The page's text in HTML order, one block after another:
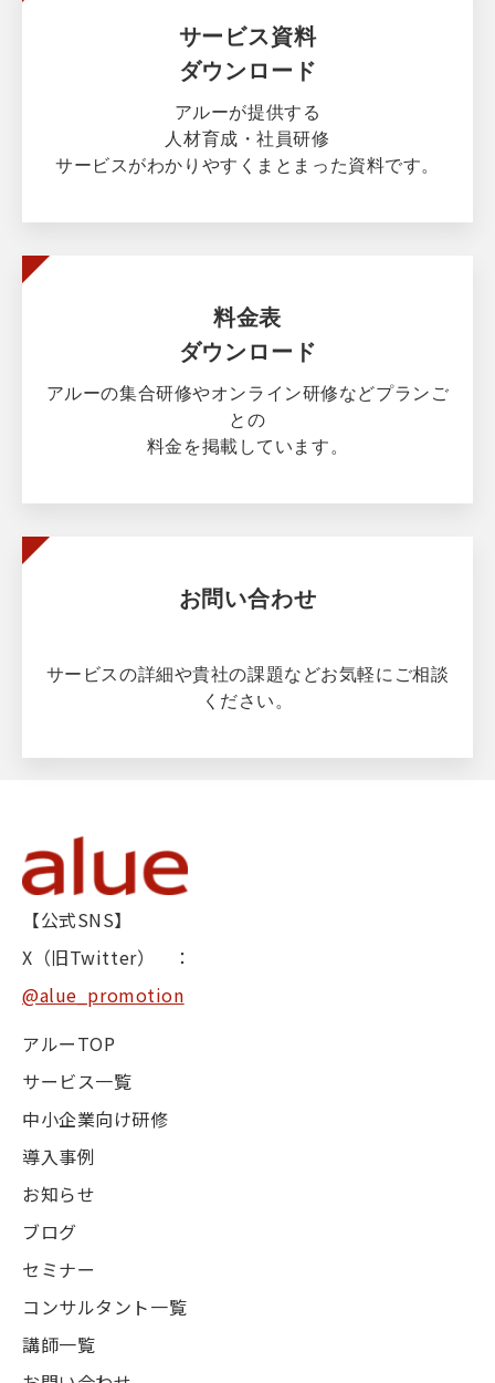
サービス資料
ダウンロード
アルーが提供する
人材育成・社員研修
サービスがわかりやすくまとまった資料です。
料金表
ダウンロード
アルーの集合研修やオンライン研修などプランご
との
料金を掲載しています。
お問い合わせ
サービスの詳細や貴社の課題などお気軽にご相談
ください。
【公式SNS】
X（旧Twitter） ：
@alue_promotion
アルーTOP
サービス一覧
中小企業向け研修
導入事例
お知らせ
ブログ
セミナー
コンサルタント一覧
講師一覧